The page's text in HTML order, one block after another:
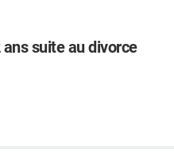
suite au divorce